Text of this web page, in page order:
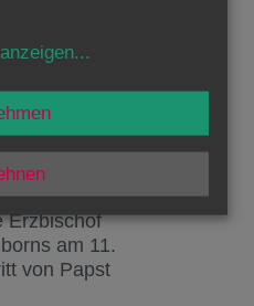
ein
Ereignis.
Erzbischof
am 11.
von Papst
...